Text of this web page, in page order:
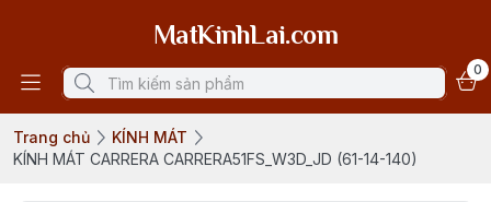
MatKinhLai.com
0
Trang chủ
KÍNH MÁT
KÍNH MÁT CARRERA CARRERA51FS_W3D_JD (61-14-140)